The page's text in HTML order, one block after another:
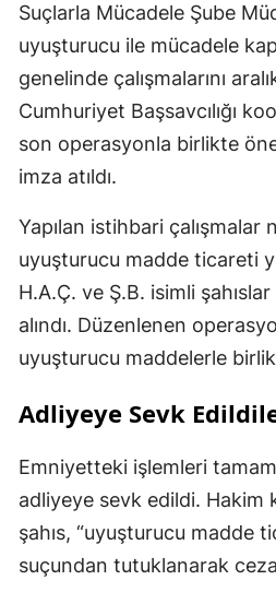
Suçlarla Mücadele Şube
uyuşturucu ile mücadele
genelinde çalışmalarını
Cumhuriyet Başsavcılığı
son operasyonla birlikte
imza atıldı.
Yapılan istihbari çalışmalar
uyuşturucu madde ticareti
H.A.Ç. ve Ş.B. isimli
alındı. Düzenlenen
uyuşturucu maddelerle
Adliyeye Sevk
Emniyetteki işlemleri
adliyeye sevk edildi. Hakim
şahıs, “uyuşturucu madde
suçundan tutuklanarak